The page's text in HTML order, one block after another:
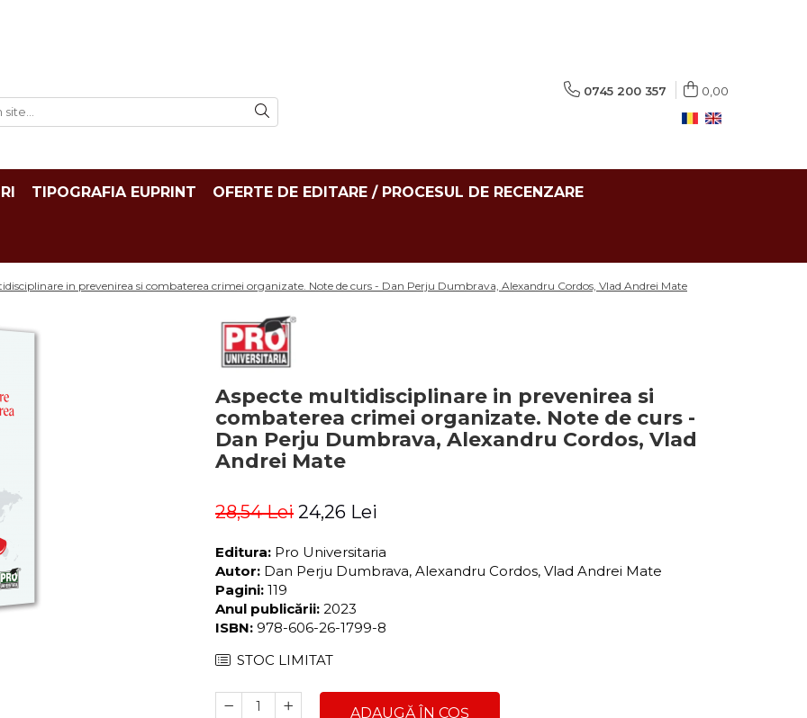
0745 200 357 0,00
TIPOGRAFIA EUPRINT OFERTE DE EDITARE / PROCESUL DE RECENZARE
in prevenirea si combaterea crimei organizate. Note de curs - Dan Perju Dumbrava, Alexandru Cordos, Vlad Andrei Mate
Aspecte multidisciplinare in prevenirea si
combaterea crimei organizate. Note de curs -
Dan Perju Dumbrava, Alexandru Cordos, Vlad
Andrei Mate
28,54 Lei 24,26 Lei
Editura: Pro Universitaria
Autor: Dan Perju Dumbrava, Alexandru Cordos, Vlad Andrei Mate
Pagini: 119
Anul publicării: 2023
ISBN: 978-606-26-1799-8
STOC LIMITAT
ADAUGĂ ÎN COȘ